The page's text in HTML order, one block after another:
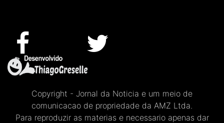
Copyright - Jornal da Noticia e um meio de
comunicacao de propriedade da AMZ Ltda.
Para reproduzir as materias e necessario apenas dar